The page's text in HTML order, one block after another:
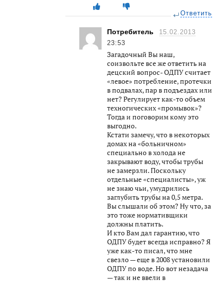
Ответить
Потребитель
15.02.2013
23:53
Загадочный Вы наш,
соизвольте все же ответить на
децский вопрос- ОДПУ считает
«левое» потребление, протечки
в подвалах, пар в подъездах или
нет? Регулирует как-то объем
техногических «промывок»?
Тогда и поговорим кому это
выгодно.
Кстати замечу, что в некоторых
домах на «больничном»
специально в холода не
закрывают воду, чтобы трубы
не замерзли. Поскольку
отдельные «специалисты», уж
не знаю чьи, умудрились
заглубить трубы на 0,5 метра.
Вы слышали об этом? Ну что, за
это тоже нормативщики
должны платить.
И кто Вам дал гарантию, что
ОДПУ будет всегда исправно? Я
уже как-то писал, что мне
свезло — еще в 2008 установили
ОДПУ по воде. Но вот незадача
— так и не ввели в